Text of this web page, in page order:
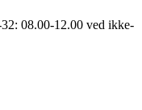
08.00-12.00 ved ikke-